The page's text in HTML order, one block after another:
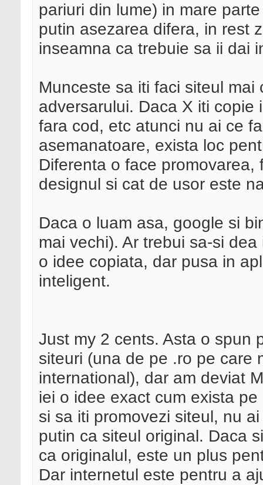
pariuri din lume) in mare
putin asezarea difera, in rest
inseamna ca trebuie sa ii dai
Munceste sa iti faci siteul
adversarului. Daca X iti
fara cod, etc atunci nu ai ce
asemanatoare, exista loc
Diferenta o face
designul si cat de usor este
Daca o luam asa, google si
mai vechi). Ar trebui sa-si
o idee copiata, dar pusa in
inteligent.
Just my 2 cents. Asta o spun
siteuri (una de pe .ro pe care
international), dar am deviat
iei o idee exact cum exista
si sa iti promovezi siteul, nu
putin ca siteul original. Daca
ca originalul, este un plus
Dar internetul este pentru a